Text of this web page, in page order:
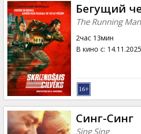
Бегущий
The Running Man
2час 13мин
В кино с: 14.11.2025
Синг-Синг
Sing Sing